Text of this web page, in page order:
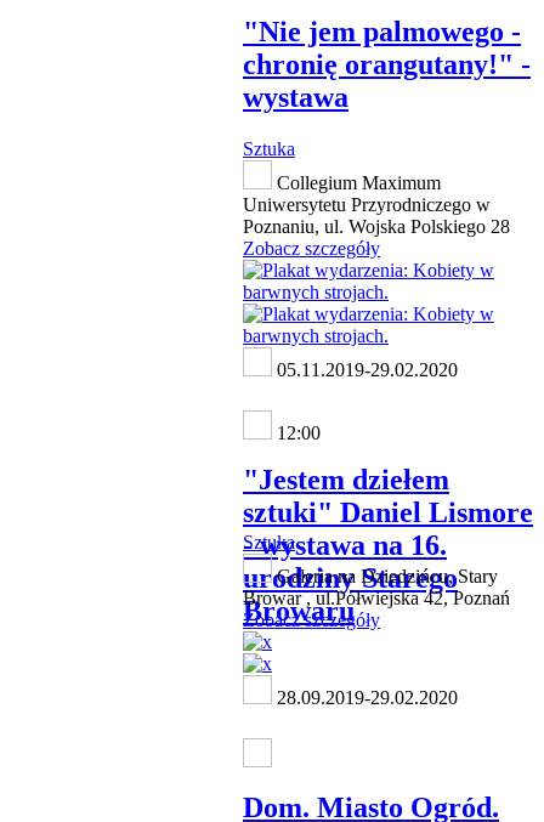
"Nie jem palmowego -
chronię orangutany!" -
wystawa
Sztuka
Collegium Maximum
Uniwersytetu Przyrodniczego w
Poznaniu, ul. Wojska Polskiego 28
Zobacz szczegóły
05.11.2019-29.02.2020
12:00
"Jestem dziełem
sztuki" Daniel Lismore
- wystawa na 16.
urodziny Starego
Browaru
Sztuka
Galeria na Dziedzińcu, Stary
Browar , ul.Półwiejska 42, Poznań
Zobacz szczegóły
28.09.2019-29.02.2020
Dom. Miasto Ogród.